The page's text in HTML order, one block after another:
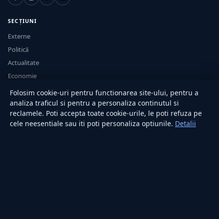
SECȚIUNI
Externe
Politică
Actualitate
Economie
Sănătate
Utile
RUBRICI
Folosim cookie-uri pentru functionarea site-ului, pentru a
analiza traficul si pentru a personaliza continutul si
reclamele. Poti accepta toate cookie-urile, le poti refuza pe
cele neesentiale sau iti poti personaliza optiunile. Detalii